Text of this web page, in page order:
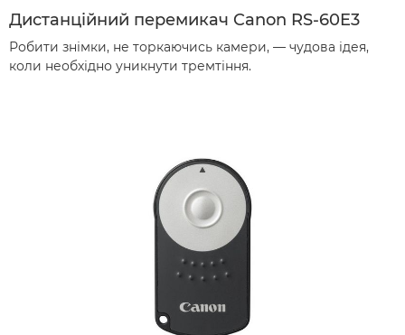
Дистанційний перемикач Canon RS-60E3
Робити знімки, не торкаючись камери, — чудова ідея,
коли необхідно уникнути тремтіння.